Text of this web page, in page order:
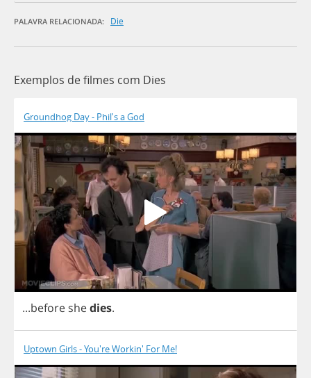
PALAVRA RELACIONADA: Die
Exemplos de filmes com Dies
Groundhog Day - Phil's a God
...before shedies.
Uptown Girls - You're Workin' For Me!